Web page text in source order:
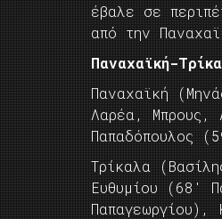
έβαλε σε
από την
Παναχαϊκή-
Παναχαϊκή
Λαρέα, Μπρους,
Παπαδόπουλος
Τρίκαλα
Ευθυμίου (68′
Παπαγεωργίου),